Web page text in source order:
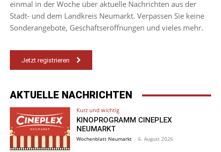
einmal in der Woche über aktuelle Nachrichten aus der
Stadt- und dem Landkreis Neumarkt. Verpassen Sie keine
Sonderangebote, Geschäftseröffnungen und vieles mehr.
Jetzt registrieren
AKTUELLE NACHRICHTEN
Kurz und wichtig
KINOPROGRAMM CINEPLEX
NEUMARKT
Wochenblatt Neumarkt - 6. August 2026